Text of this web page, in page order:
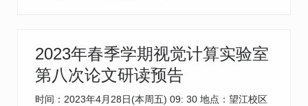
2023年春季学期视觉计算实验室
第八次论文研读预告
时间：2023年4月28日(本周五) 09: 30 地点：望江校区